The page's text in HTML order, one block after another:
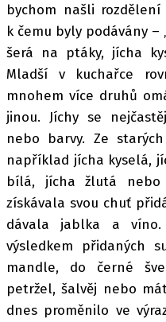
bychom našli
k čemu byly podávány –
šerá na ptáky, jícha
Mladší v kuchařce
mnohem více druhů
jinou. Jíchy se
nebo barvy. Ze
například jícha kyselá,
bílá, jícha žlutá nebo
získávala svou chuť
dávala jablka a
výsledkem přidaných
mandle, do černé
petržel, šalvěj nebo
dnes proměnilo ve